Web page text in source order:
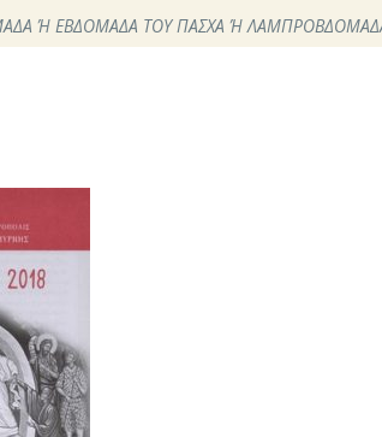
Ή ΕΒΔΟΜΑΔΑ ΤΟΥ ΠΑΣΧΑ Ή